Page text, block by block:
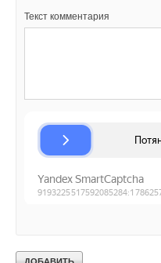
Текст комментария